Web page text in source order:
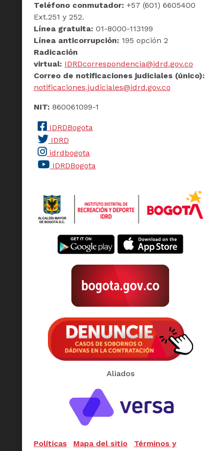
Teléfono conmutador: +57 (601) 6605400
Ext.251 y 252.
Línea gratuita: 01-8000-113199
Línea anticorrupción: 195 opción 2
Radicación
virtual: IDRDcorrespondencia@idrd.gov.co
Correo de notificaciones judiciales (único):
notificaciones.judiciales@idrd.gov.co
NIT: 860061099-1
IDRDBogota
IDRD
idrdbogota
IDRDBogota
Aliados
Políticas Mapa del sitio
Términos y